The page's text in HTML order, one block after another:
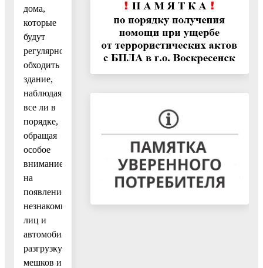
дома,
которые
будут
регулярно
обходить
здание,
наблюдая,
все ли в
порядке,
обращая
особое
внимание
на
появление
незнакомых
лиц и
автомобилей,
разгрузку
мешков и